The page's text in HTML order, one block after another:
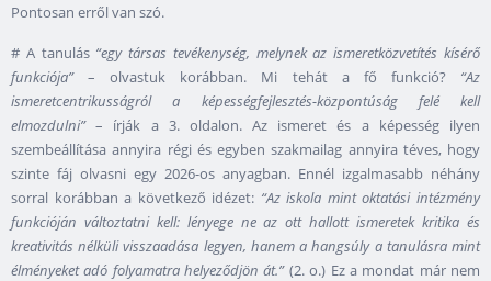
Pontosan erről van szó.
# A tanulás “egy társas tevékenység, melynek az ismeretközvetítés kísérő
funkciója”– olvastuk korábban. Mi tehát a fő funkció? “Az
ismeretcentrikusságról a képességfejlesztés-központúság felé kell
elmozdulni”– írják a 3. oldalon. Az ismeret és a képesség ilyen
szembeállítása annyira régi és egyben szakmailag annyira téves, hogy
szinte fáj olvasni egy 2026-os anyagban. Ennél izgalmasabb néhány
sorral korábban a következő idézet: “Az iskola mint oktatási intézmény
funkcióján változtatni kell: lényege ne az ott hallott ismeretek kritika és
kreativitás nélküli visszaadása legyen, hanem a hangsúly a tanulásra mint
élményeket adó folyamatra helyeződjön át.”(2. o.) Ez a mondat már nem